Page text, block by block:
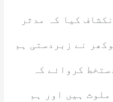
کیا کہ مدثر
نے زبردستی ہم
کروائے کہ
ہیں اور ہم